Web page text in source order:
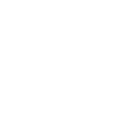
sous le numéro 789 544